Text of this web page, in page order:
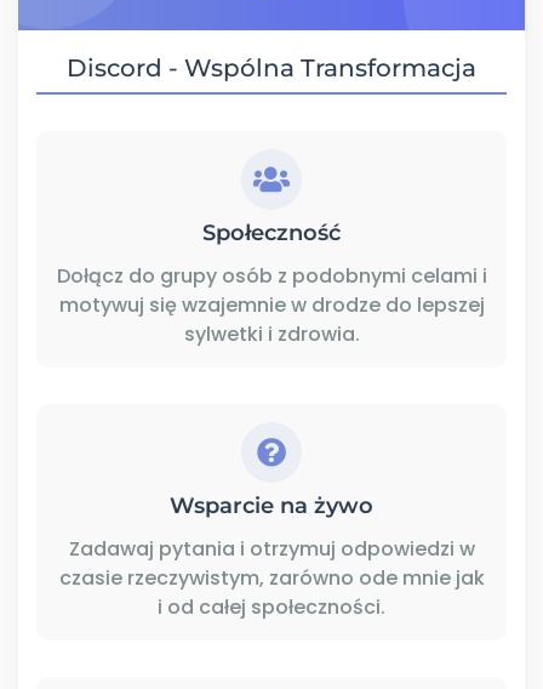
Discord - Wspólna Transformacja
Społeczność
Dołącz do grupy osób z podobnymi celami i
motywuj się wzajemnie w drodze do lepszej
sylwetki i zdrowia.
Wsparcie na żywo
Zadawaj pytania i otrzymuj odpowiedzi w
czasie rzeczywistym, zarówno ode mnie jak
i od całej społeczności.